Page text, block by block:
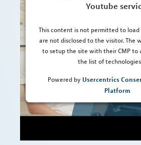
Youtube
This content is not permitted to
are not disclosed to the visitor. The
to setup the site with their CMP to
the list of
Powered by Usercentrics
Platform